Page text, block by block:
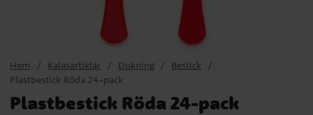
Hem Kalasartiklar Dukning
Bestick
Plastbestick Röda 24-pack
Plastbestick Röda 24-pack